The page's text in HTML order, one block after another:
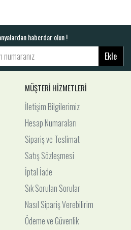
haberdar olun !
Ekle
MÜŞTERİ HİZMETLERİ
İletişim Bilgilerimiz
Hesap Numaraları
Sipariş ve Teslimat
Satış Sözleşmesi
İptal İade
Sık Sorulan Sorular
Nasıl Sipariş Verebilirim
Ödeme ve Güvenlik